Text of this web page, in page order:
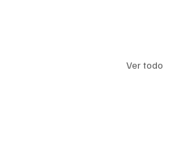
Ver todo